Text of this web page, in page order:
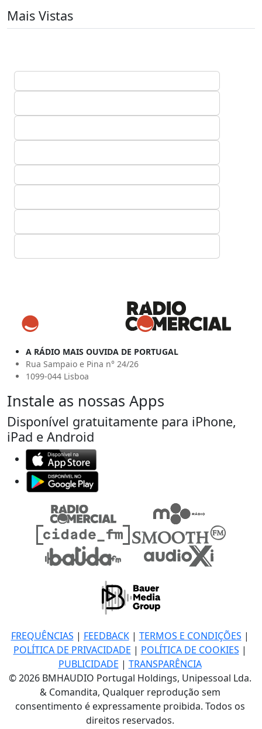
Mais Vistas
A RÁDIO MAIS OUVIDA DE PORTUGAL
Rua Sampaio e Pina n° 24/26
1099-044 Lisboa
Instale as nossas Apps
Disponível gratuitamente para iPhone,
iPad e Android
FREQUÊNCIAS | FEEDBACK| TERMOS E CONDIÇÕES |
POLÍTICA DE PRIVACIDADE | POLÍTICA DE COOKIES |
PUBLICIDADE | TRANSPARÊNCIA
© 2026 BMHAUDIO Portugal Holdings, Unipessoal Lda.
& Comandita, Qualquer reprodução sem
consentimento é expressamente proibida. Todos os
direitos reservados.